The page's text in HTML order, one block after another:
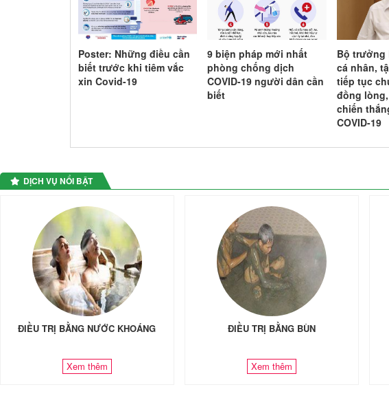
Poster: Những điều cần
biết trước khi tiêm vắc
xin Covid-19
9 biện pháp mới nhất
phòng chống dịch
COVID-19 người dân cần
biết
Bộ trưởng
cá nhân,
tiếp tục
đồng
chiến
COVID-19
DỊCH VỤ NỔI BẬT
ĐIỀU TRỊ BẰNG NƯỚC KHOÁNG
Xem thêm
ĐIỀU TRỊ BẰNG BÙN
Xem thêm